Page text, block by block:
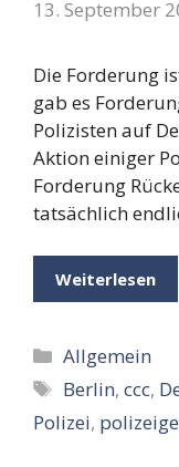
13. September
Die Forderung
gab es
Polizisten auf
Aktion einiger
Forderung
tatsächlich
Weiterlesen
Kategorien
Allgemein
Schlagwörter
Berlin,ccc,
Polizei,